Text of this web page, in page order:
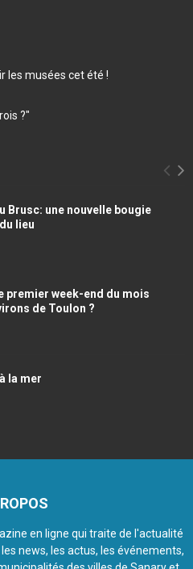
les musées cet été !
?"
Brusc: une nouvelle bougie
lieu
premier week-end du mois
de Toulon ?
la mer
en ligne qui traite de l'actualité
news, les actus, les événements,